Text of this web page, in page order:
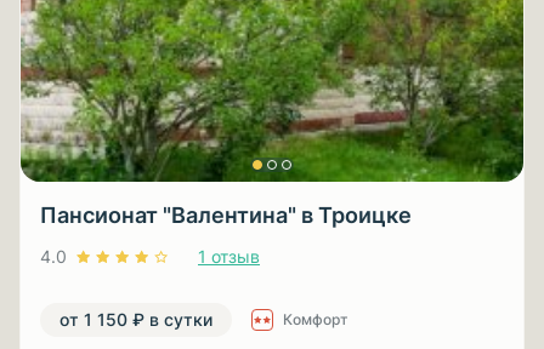
Пансионат "Валентина" в Троицке
4.0 1 отзыв
от 1 150 ₽ в сутки Комфорт